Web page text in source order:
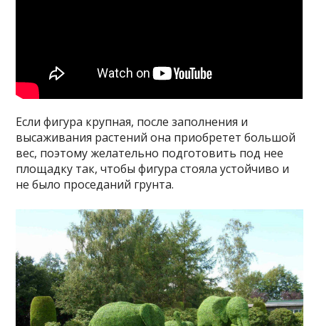
Если фигура крупная, после заполнения и
высаживания растений она приобретет большой
вес, поэтому желательно подготовить под нее
площадку так, чтобы фигура стояла устойчиво и
не было проседаний грунта.